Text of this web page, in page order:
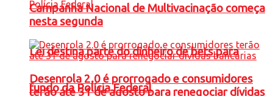
Lei destina parte do dinheiro de bets para
fundo da Polícia Federal
Campanha Nacional de Multivacinação começa
nesta segunda
Desenrola 2.0 é prorrogado e consumidores
terão até 31 de agosto para renegociar dívidas